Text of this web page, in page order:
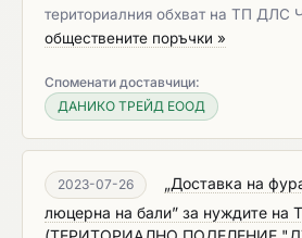
териториалния обхват на ТП ДЛС
обществените поръчки »
Споменати доставчици:
ДАНИКО ТРЕЙД ЕООД
2023-07-26
„Доставка на
люцерна на бали” за нуждите на